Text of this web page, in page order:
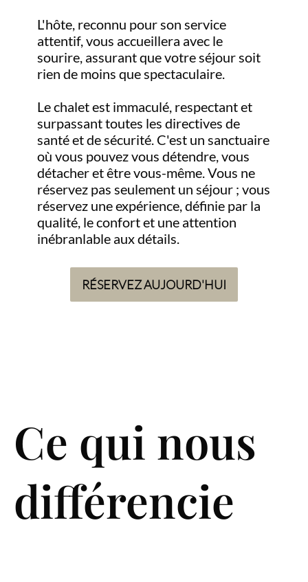
L'hôte, reconnu pour son service
attentif, vous accueillera avec le
sourire, assurant que votre séjour soit
rien de moins que spectaculaire.
Le chalet est immaculé, respectant et
surpassant toutes les directives de
santé et de sécurité. C'est un sanctuaire
où vous pouvez vous détendre, vous
détacher et être vous-même. Vous ne
réservez pas seulement un séjour ; vous
réservez une expérience, définie par la
qualité, le confort et une attention
inébranlable aux détails.
RÉSERVEZ AUJOURD'HUI
Ce qui nous
différencie